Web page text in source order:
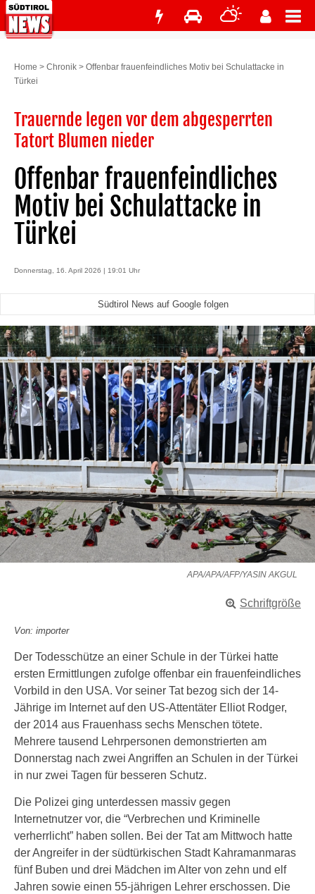
Home > Chronik > Offenbar frauenfeindliches Motiv bei Schulattacke in
Türkei
Trauernde legen vor dem abgesperrten
Tatort Blumen nieder
Offenbar frauenfeindliches
Motiv bei Schulattacke in
Türkei
Donnerstag, 16. April 2026 | 19:01 Uhr
Südtirol News auf Google folgen
APA/APA/AFP/YASIN AKGUL
Schriftgröße
Von: importer
Der Todesschütze an einer Schule in der Türkei hatte
ersten Ermittlungen zufolge offenbar ein frauenfeindliches
Vorbild in den USA. Vor seiner Tat bezog sich der 14-
Jährige im Internet auf den US-Attentäter Elliot Rodger,
der 2014 aus Frauenhass sechs Menschen tötete.
Mehrere tausend Lehrpersonen demonstrierten am
Donnerstag nach zwei Angriffen an Schulen in der Türkei
in nur zwei Tagen für besseren Schutz.
Die Polizei ging unterdessen massiv gegen
Internetnutzer vor, die “Verbrechen und Kriminelle
verherrlicht” haben sollen. Bei der Tat am Mittwoch hatte
der Angreifer in der südtürkischen Stadt Kahramanmaras
fünf Buben und drei Mädchen im Alter von zehn und elf
Jahren sowie einen 55-jährigen Lehrer erschossen. Die